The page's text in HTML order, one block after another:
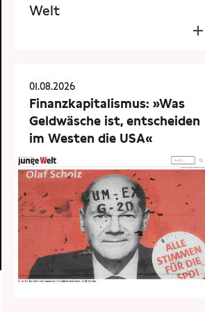
Welt
01.08.2026
Finanzkapitalismus: »Was
Geldwäsche ist, entscheiden
im Westen die USA«